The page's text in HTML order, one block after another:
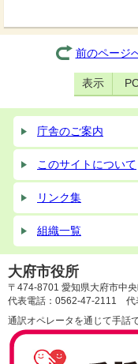
前のページ
表示
庁舎のご案内
このサイトについて
リンク集
組織一覧
大府市役所
〒474-8701 愛知県大府市中
代表電話：0562-47-2111 代
通訳オペレータを通じて手話